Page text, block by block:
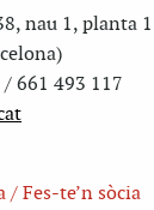
nau 1, planta 1
/ 661 493 117
/ Fes-te’n sòcia